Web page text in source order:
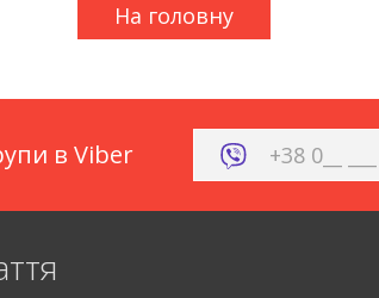
На головну
в Viber